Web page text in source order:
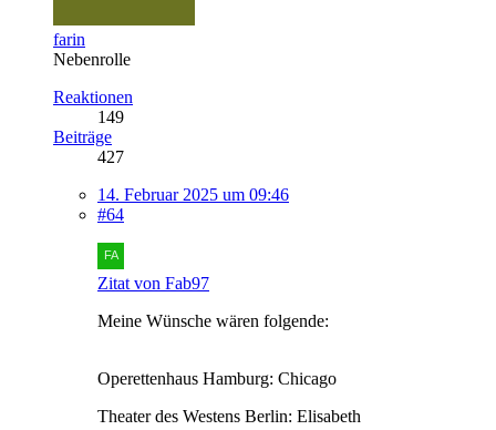
farin
Nebenrolle
Reaktionen
149
Beiträge
427
14. Februar 2025 um 09:46
#64
Zitat von Fab97
Meine Wünsche wären folgende:
Operettenhaus Hamburg: Chicago
Theater des Westens Berlin: Elisabeth